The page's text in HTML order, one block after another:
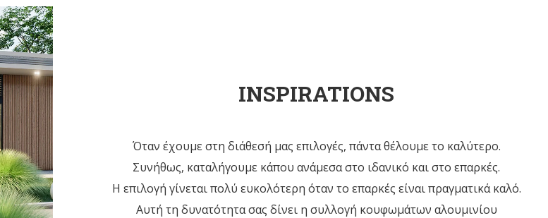
INSPIRATIONS
Όταν έχουμε στη διάθεσή μας επιλογές, πάντα θέλουμε το καλύτερο.
Συνήθως, καταλήγουμε κάπου ανάμεσα στο ιδανικό και στο επαρκές.
Η επιλογή γίνεται πολύ ευκολότερη όταν το επαρκές είναι πραγματικά καλό.
Αυτή τη δυνατότητα σας δίνει η συλλογή κουφωμάτων αλουμινίου